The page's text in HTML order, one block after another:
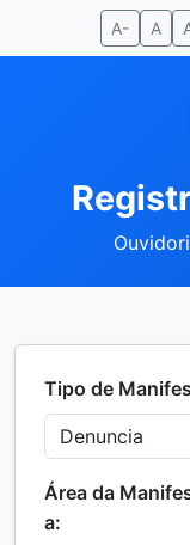
A- A
Tipo de
Área da
a: